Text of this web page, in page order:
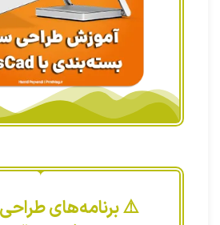
⚠️ برنامه‌های